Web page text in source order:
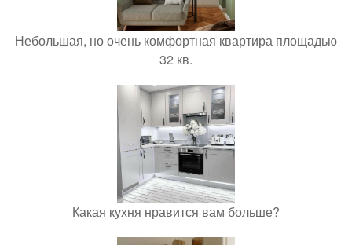
Небольшая, но очень комфортная квартира площадью
32 кв.
Какая кухня нравится вам больше?